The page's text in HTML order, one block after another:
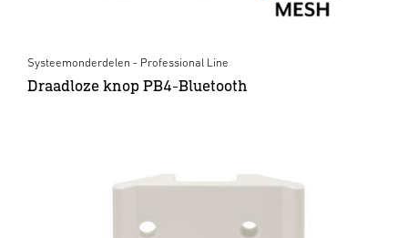
Systeemonderdelen - Professional Line
Draadloze knop PB4-Bluetooth